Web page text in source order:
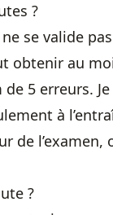
?
se valide
obtenir au
5 erreurs.
à
de l’examen,
?